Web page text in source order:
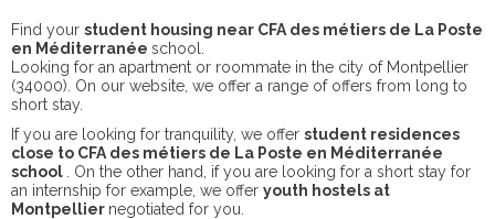
Find your student housing near CFA des métiers de La Poste
en Méditerranée school.
Looking for an apartment or roommate in the city of Montpellier
(34000). On our website, we offer a range of offers from long to
short stay.
If you are looking for tranquility, we offer student residences
close to CFA des métiers de La Poste en Méditerranée
school
. On the other hand, if you are looking for a short stay for
an internship for example, we offer youth hostels at
Montpellier negotiated for you.